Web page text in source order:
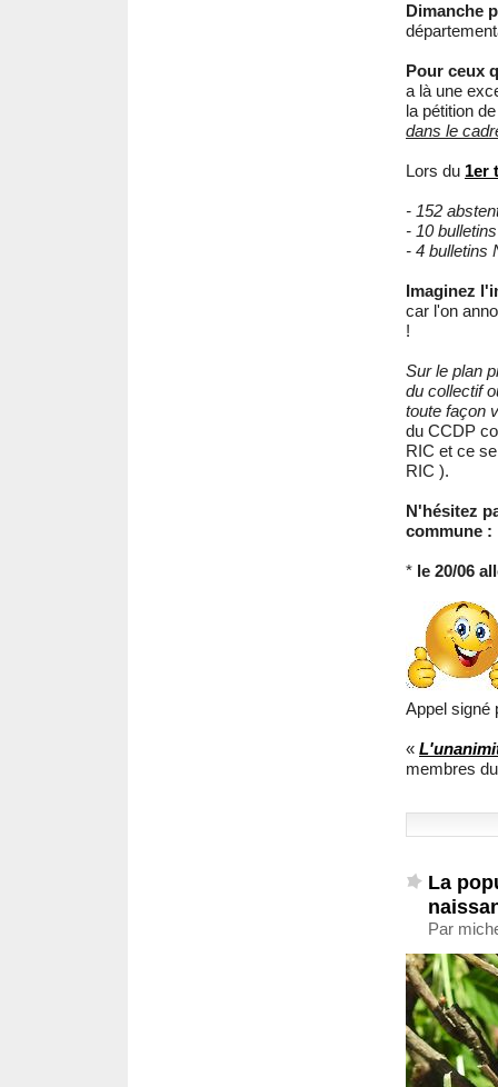
Dimanche
Pour ceux
a là une
la pétition
dans le
Lors du 1er
- 152
- 10
- 4 bulletins
Imaginez
car l'on
!
Sur le plan
du collectif
toute façon
du CCDP
RIC et ce
RIC ).
N'hésitez
commune :
* le 20/06
Appel signé
«
membres
La
Par